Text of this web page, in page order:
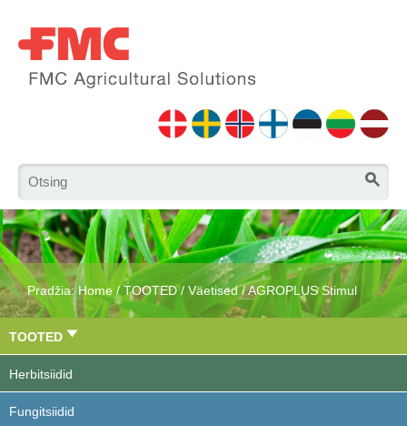
Pradžia:Home/TOOTED/ Väetised/AGROPLUS Stimul
TOOTED
Herbitsiidid
Fungitsiidid